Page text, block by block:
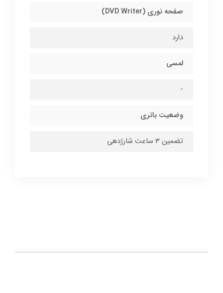
صفحه نوری (DVD Writer)
دارد
لمسی
-
وضعیت باتری
تضمین 3 ساعت شارژدهی